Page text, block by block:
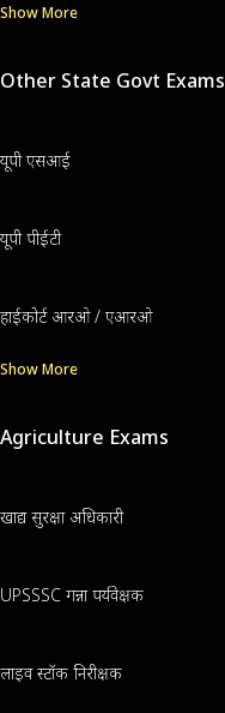
Show More
Other State Govt Exams
यूपी एसआई
यूपी पीईटी
हाईकोर्ट आरओ / एआरओ
Show More
Agriculture Exams
खाद्य सुरक्षा अधिकारी
UPSSSC गन्ना पर्यवेक्षक
लाइव स्टॉक निरीक्षक